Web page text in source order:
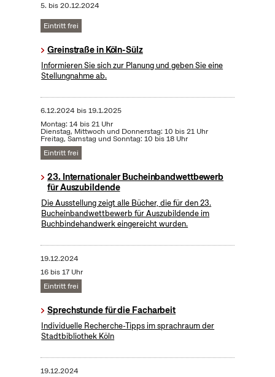
5. bis20.12.2024
Eintritt frei
Greinstraße in Köln-Sülz
Informieren Sie sich zur Planung und geben Sie eine
Stellungnahme ab.
6.12.2024 bis19.1.2025
Montag: 14 bis 21 Uhr
Dienstag, Mittwoch und Donnerstag: 10 bis 21 Uhr
Freitag, Samstag und Sonntag: 10 bis 18 Uhr
Eintritt frei
23. Internationaler Bucheinbandwettbewerb
für Auszubildende
Die Ausstellung zeigt alle Bücher, die für den 23.
Bucheinbandwettbewerb für Auszubildende im
Buchbindehandwerk eingereicht wurden.
19.12.2024
16 bis 17 Uhr
Eintritt frei
Sprechstunde für die Facharbeit
Individuelle Recherche-Tipps im sprachraum der
Stadtbibliothek Köln
19.12.2024